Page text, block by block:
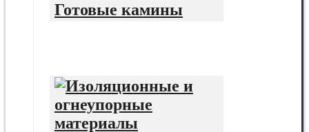
Готовые камины